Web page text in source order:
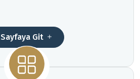
Sayfaya Git